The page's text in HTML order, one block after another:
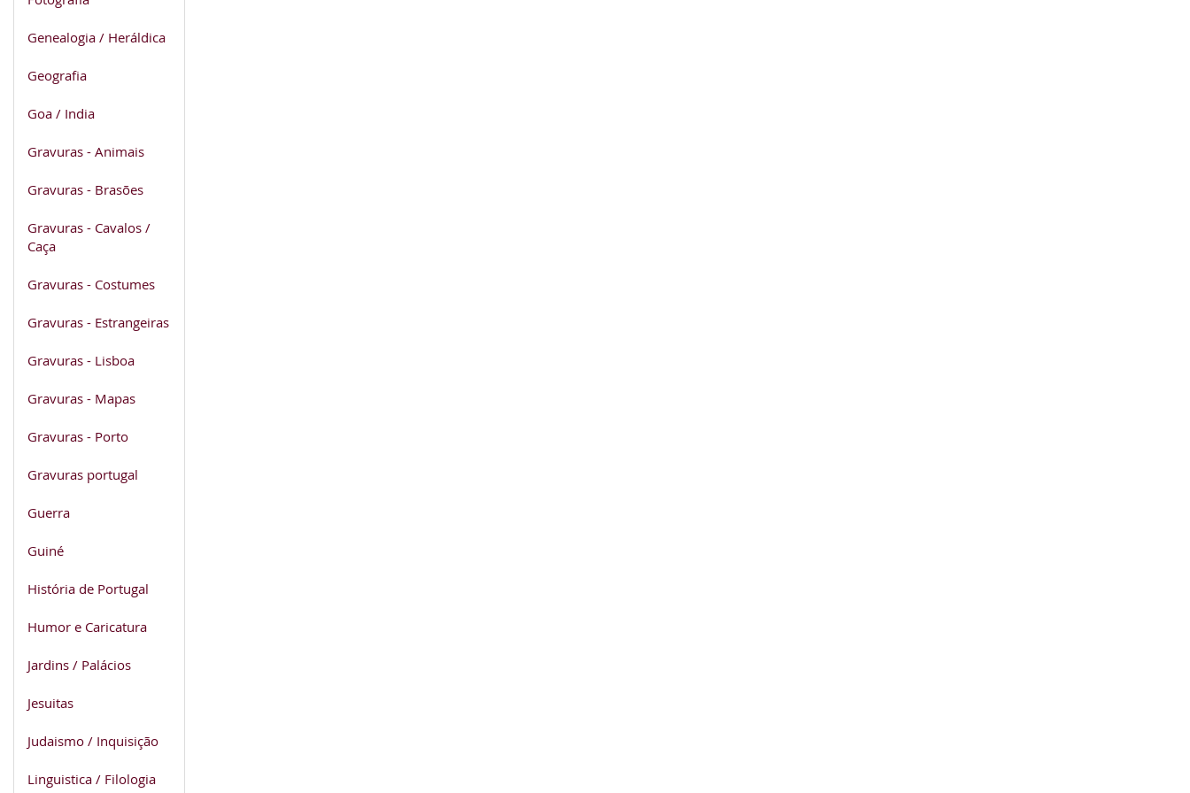
Genealogia / Heráldica
Geografia
Goa / India
Gravuras - Animais
Gravuras - Brasões
Gravuras - Cavalos /
Caça
Gravuras - Costumes
Gravuras - Estrangeiras
Gravuras - Lisboa
Gravuras - Mapas
Gravuras - Porto
Gravuras portugal
Guerra
Guiné
História de Portugal
Humor e Caricatura
Jardins / Palácios
Jesuitas
Judaismo / Inquisição
Linguistica / Filologia